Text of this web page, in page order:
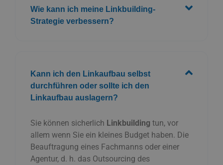
Wie kann ich meine Linkbuilding-
Strategie verbessern?
Kann ich den Linkaufbau selbst
durchführen oder sollte ich den
Linkaufbau auslagern?
Sie können sicherlich Linkbuilding tun, vor
allem wenn Sie ein kleines Budget haben. Die
Beauftragung eines Fachmanns oder einer
Agentur, d. h. das Outsourcing des